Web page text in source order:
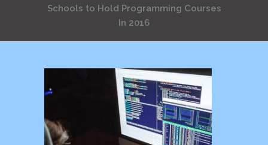
Schools to Hold Programming Courses
In 2016